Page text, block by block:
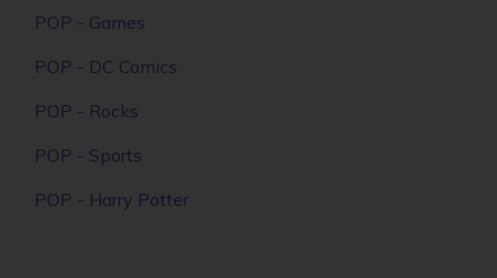
POP - Games
POP - DC Comics
POP - Rocks
POP - Sports
POP - Harry Potter